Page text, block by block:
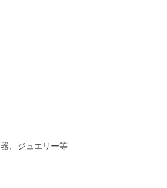
、ジュエリー等